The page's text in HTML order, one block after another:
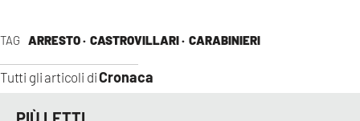
TAG ARRESTO · CASTROVILLARI · CARABINIERI
Tutti gli articoli diCronaca